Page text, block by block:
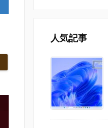
人気記事